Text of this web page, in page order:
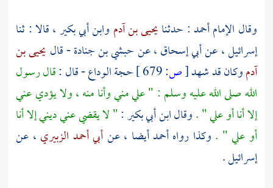
وقال الإمامأحمد: حدثنايحيى بن آدم وابن أبي بكير، قالا : ثنا
إسرائيل، عنأبي إسحاق، عنحبشي بن جنادة- قال يحيى بن
آدموكان قد شهد[ص: حجة الوداع - قال :قال رسول
الله صلى الله عليه وسلم : "عليمني وأنا منه ، ولا يؤدي عني
إلا أنا أوعلي" .وقالابن أبي بكير:" لا يقضي عني ديني إلا أنا
أوعلي" . وكذا رواهأحمدأيضا ، عنأبي أحمد الزبيري ، عن
إسرائيل.